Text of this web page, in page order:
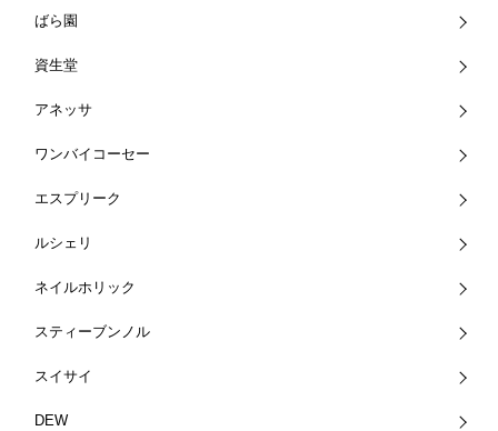
ばら園
資生堂
アネッサ
ワンバイコーセー
エスプリーク
ルシェリ
ネイルホリック
スティーブンノル
スイサイ
DEW